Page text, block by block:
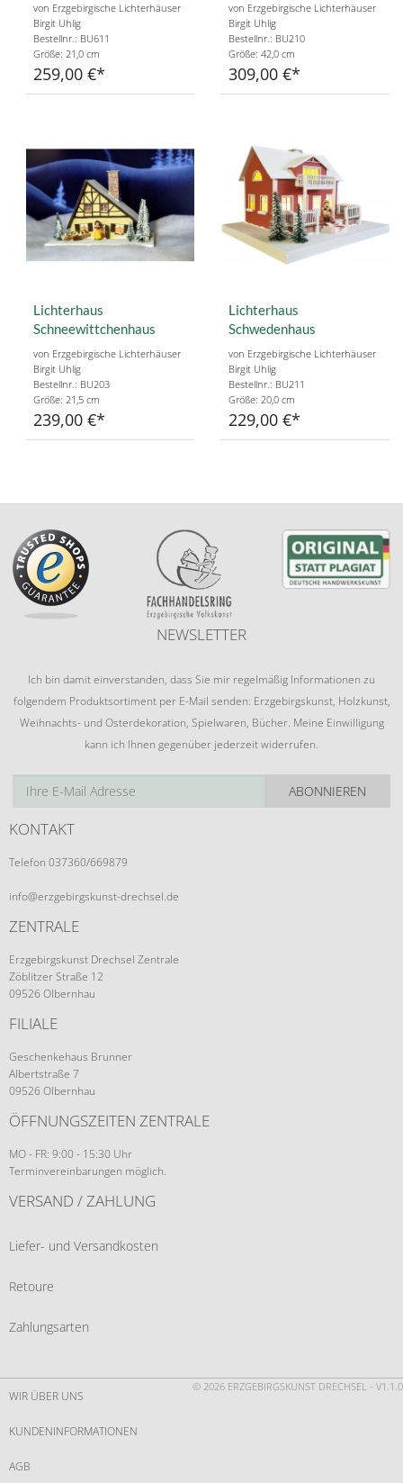
von Erzgebirgische Lichterhäuser
Birgit Uhlig
Bestellnr.: BU611
Größe: 21,0 cm
259,00 €
von Erzgebirgische Lichterhäuser
Birgit Uhlig
Bestellnr.: BU210
Größe: 42,0 cm
309,00 €
Lichterhaus
Schneewittchenhaus
von Erzgebirgische Lichterhäuser
Birgit Uhlig
Bestellnr.: BU203
Größe: 21,5 cm
239,00 €
Lichterhaus
Schwedenhaus
von Erzgebirgische Lichterhäuser
Birgit Uhlig
Bestellnr.: BU211
Größe: 20,0 cm
229,00 €
NEWSLETTER
Ich bin damit einverstanden, dass Sie mir regelmäßig Informationen zu
folgendem Produktsortiment per E-Mail senden: Erzgebirgskunst, Holzkunst,
Weihnachts- und Osterdekoration, Spielwaren, Bücher. Meine Einwilligung
kann ich Ihnen gegenüber jederzeit widerrufen.
ABONNIEREN
KONTAKT
Telefon 037360/669879
info@erzgebirgskunst-drechsel.de
ZENTRALE
Erzgebirgskunst Drechsel Zentrale
Zöblitzer Straße 12
09526 Olbernhau
FILIALE
Geschenkehaus Brunner
Albertstraße 7
09526 Olbernhau
ÖFFNUNGSZEITEN ZENTRALE
MO - FR: 9:00 - 15:30 Uhr
Terminvereinbarungen möglich.
VERSAND / ZAHLUNG
Liefer- und Versandkosten
Retoure
Zahlungsarten
© 2026 ERZGEBIRGSKUNST DRECHSEL - V1.1.0
WIR ÜBER UNS
KUNDENINFORMATIONEN
AGB